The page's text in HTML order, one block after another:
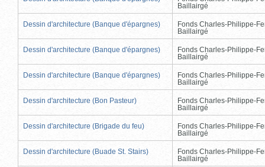
Baillairgé
Dessin d'architecture (Banque d'épargnes)
Fonds Charles-Philippe-
Baillairgé
Dessin d'architecture (Banque d'épargnes)
Fonds Charles-Philippe-
Baillairgé
Dessin d'architecture (Banque d'épargnes)
Fonds Charles-Philippe-
Baillairgé
Dessin d'architecture (Bon Pasteur)
Fonds Charles-Philippe-
Baillairgé
Dessin d'architecture (Brigade du feu)
Fonds Charles-Philippe-
Baillairgé
Dessin d'architecture (Buade St. Stairs)
Fonds Charles-Philippe-
Baillairgé